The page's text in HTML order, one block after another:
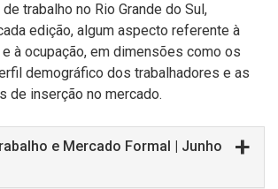
trabalho no Rio Grande do Sul,
edição, algum aspecto referente à
à ocupação, em dimensões como os
demográfico dos trabalhadores e as
de inserção no mercado.
e Mercado Formal | Junho